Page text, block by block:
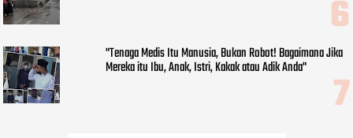
"Tenaga Medis Itu Manusia, Bukan Robot! Bagaimana Jika
Mereka itu Ibu, Anak, Istri, Kakak atau Adik Anda"